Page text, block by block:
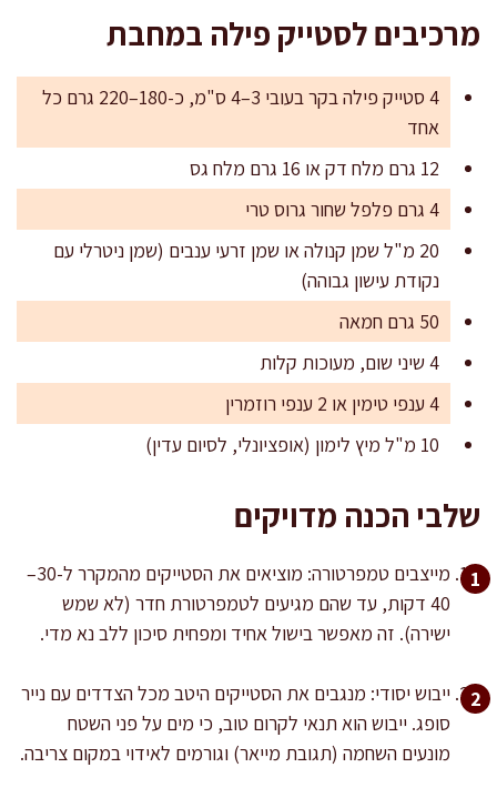
מרכיבים לסטייק פילה במחבת
4 סטייק פילה בקר בעובי 3–4 ס"מ, כ-180–220 גרם כל
אחד
12 גרם מלח דק או 16 גרם מלח גס
4 גרם פלפל שחור גרוס טרי
20 מ"ל שמן קנולה או שמן זרעי ענבים (שמן ניטרלי עם
נקודת עישון גבוהה)
50 גרם חמאה
4 שיני שום, מעוכות קלות
4 ענפי טימין או 2 ענפי רוזמרין
10 מ"ל מיץ לימון (אופציונלי, לסיום עדין)
שלבי הכנה מדויקים
מייצבים טמפרטורה: מוציאים את הסטייקים מהמקרר ל-30–
40 דקות, עד שהם מגיעים לטמפרטורת חדר (לא שמש
ישירה). זה מאפשר בישול אחיד ומפחית סיכון ללב נא מדי.
ייבוש יסודי: מנגבים את הסטייקים היטב מכל הצדדים עם נייר
סופג. ייבוש הוא תנאי לקרום טוב, כי מים על פני השטח
מונעים השחמה (תגובת מייאר) וגורמים לאידוי במקום צריבה.